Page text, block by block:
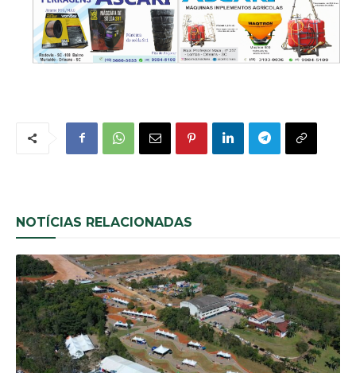
NOTÍCIAS RELACIONADAS